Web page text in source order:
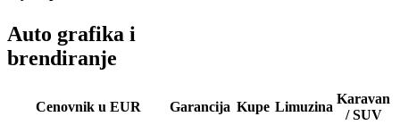
Auto grafika i
brendiranje
Cenovnik u EUR Garancija Kupe Limuzina
Karavan
/ SUV